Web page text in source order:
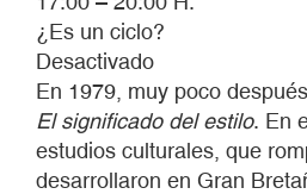
¿Es un ciclo?
Desactivado
En 1979, muy poco
El significado del estilo. En
estudios culturales, que
desarrollaron en Gran